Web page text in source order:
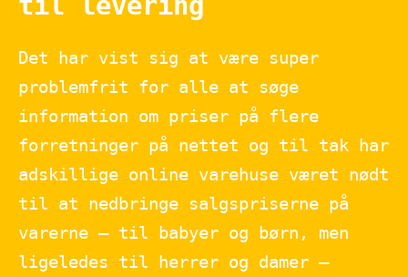
Det har vist sig at være super
problemfrit for alle at søge
information om priser på flere
forretninger på nettet og til tak har
adskillige online varehuse været nødt
til at nedbringe salgspriserne på
varerne – til babyer og børn, men
ligeledes til herrer og damer –